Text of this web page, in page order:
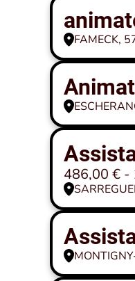
FAMECK,
486,00 € -